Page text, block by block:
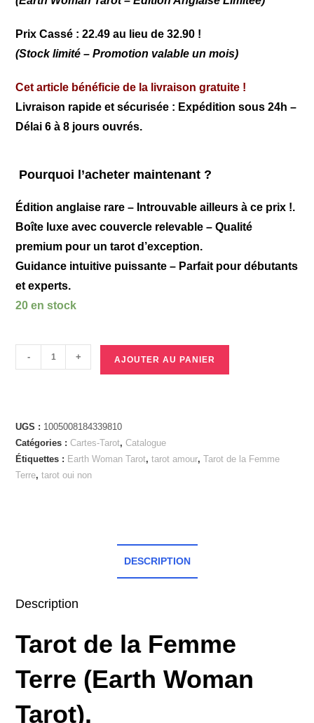
Prix Cassé : 22.49 au lieu de 32.90 !
(Stock limité – Promotion valable un mois)
Cet article bénéficie de la livraison gratuite !
Livraison rapide et sécurisée : Expédition sous 24h –
Délai 6 à 8 jours ouvrés.
Pourquoi l’acheter maintenant ?
Édition anglaise rare – Introuvable ailleurs à ce prix !.
Boîte luxe avec couvercle relevable – Qualité
premium pour un tarot d’exception.
Guidance intuitive puissante – Parfait pour débutants
et experts.
20 en stock
- + AJOUTER AU PANIER
UGS : 1005008184339810
Catégories :Cartes-Tarot,Catalogue
Étiquettes : Earth Woman Tarot,tarot amour,Tarot de la Femme
Terre,tarot oui non
DESCRIPTION
Description
Tarot de la Femme
Terre (Earth Woman
Tarot).